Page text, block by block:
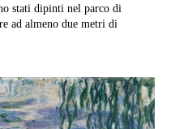
stati dipinti nel parco di
ad almeno due metri di